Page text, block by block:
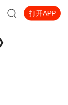
打开APP